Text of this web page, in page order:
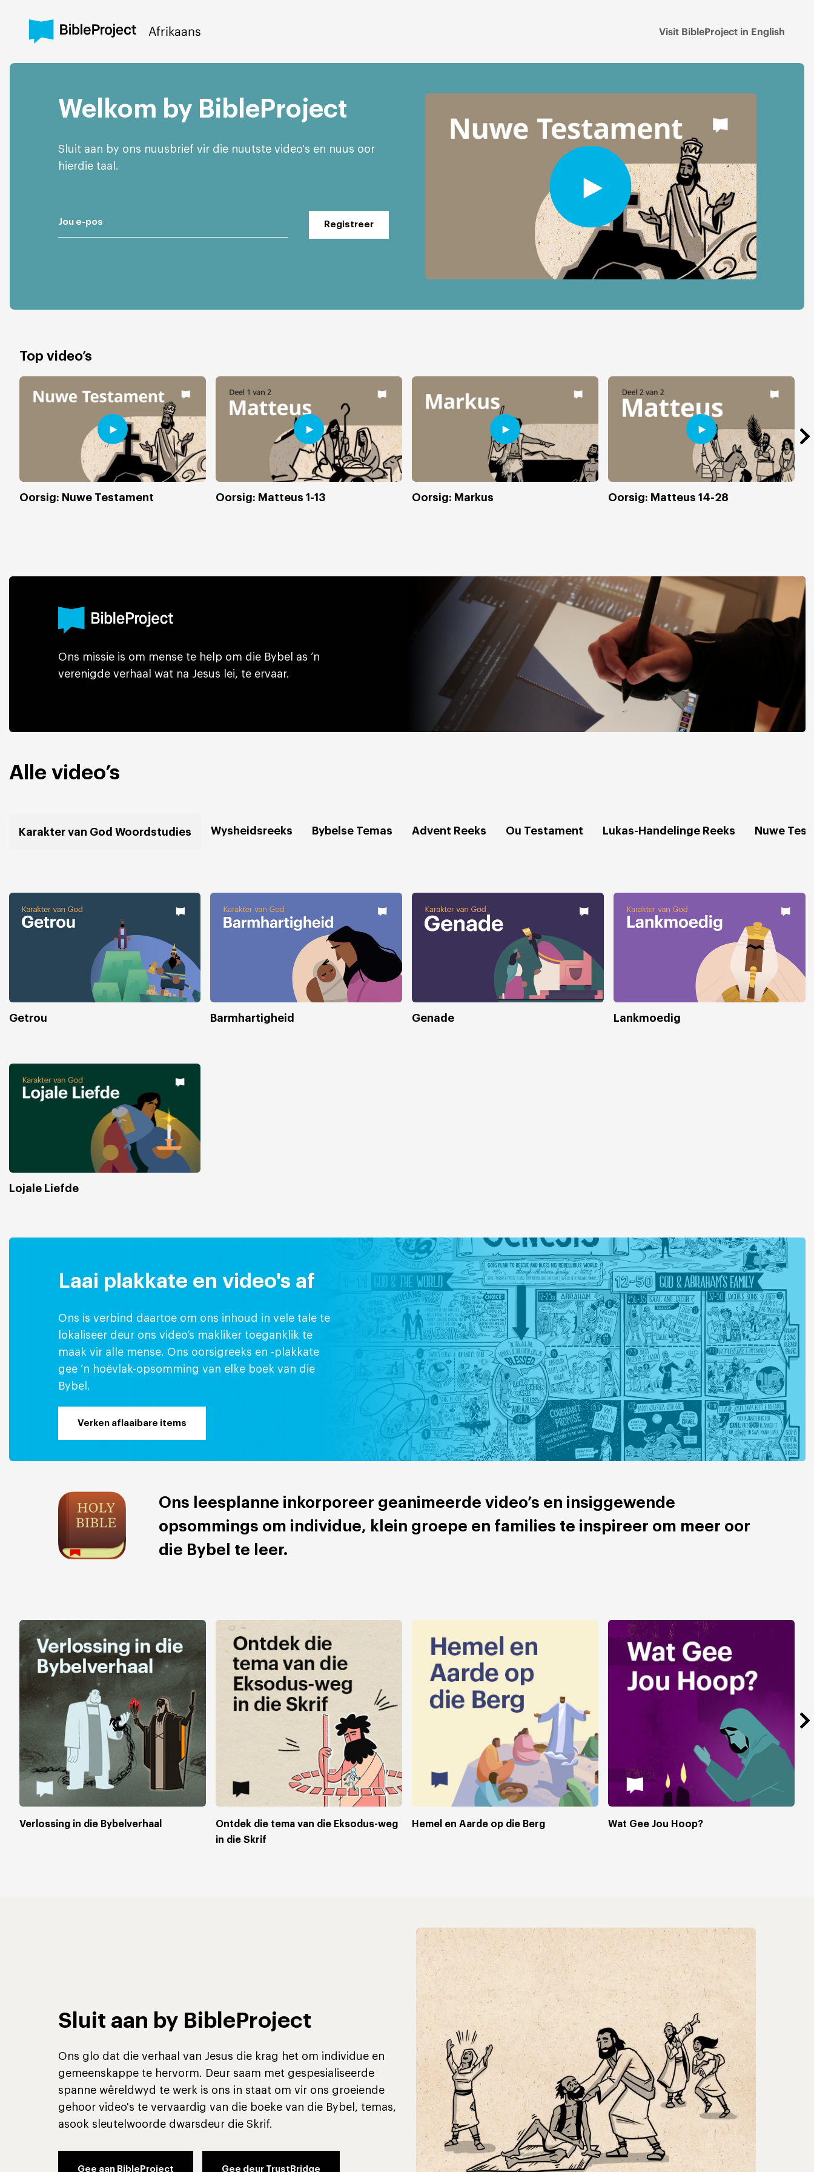
Afrikaans Visit BibleProject in English
Sign In/ Sign Up
Welkom by BibleProject
Sluit aan by ons nuusbrief vir die nuutste video's en nuus oor
hierdie taal.
Top video’s
Oorsig: Nuwe Testament Oorsig: Matteus 1-13 Oorsig: Markus Oorsig: Matteus 14-28
Ons missie is om mense te help om die Bybel as ’n
verenigde verhaal wat na Jesus lei, te ervaar.
Alle video’s
Karakter van God Woordstudies Wysheidsreeks Bybelse Temas Advent Reeks Ou Testament Lukas-Handelinge Reeks Nuwe
Getrou Barmhartigheid Genade Lankmoedig
Lojale Liefde
Laai plakkate en video's af
Ons is verbind daartoe om ons inhoud in vele tale te
lokaliseer deur ons video’s makliker toeganklik te
maak vir alle mense. Ons oorsigreeks en -plakkate
gee ’n hoëvlak-opsomming van elke boek van die
Bybel.
Verken aflaaibare items
Ons leesplanne inkorporeer geanimeerde video’s en insiggewende
opsommings om individue, klein groepe en families te inspireer om meer oor
die Bybel te leer.
Verlossing in die Bybelverhaal
Ontdek die tema van die Eksodus-weg
in die Skrif
Hemel en Aarde op die Berg Wat Gee Jou Hoop?
Sluit aan by BibleProject
Ons glo dat die verhaal van Jesus die krag het om individue en
gemeenskappe te hervorm. Deur saam met gespesialiseerde
spanne wêreldwyd te werk is ons in staat om vir ons groeiende
gehoor video's te vervaardig van die boeke van die Bybel, temas,
asook sleutelwoorde dwarsdeur die Skrif.
Gee aan BibleProject Gee deur TrustBridge